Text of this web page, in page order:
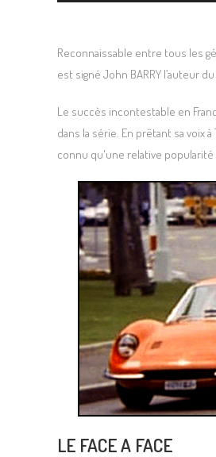
Reconnaissable entre tous les
est signé John BARRY l’auteur
Le succès incontestable en
dans la série. En prêtant sa voix
connu qu'une relative popularité
LE FACE A FACE